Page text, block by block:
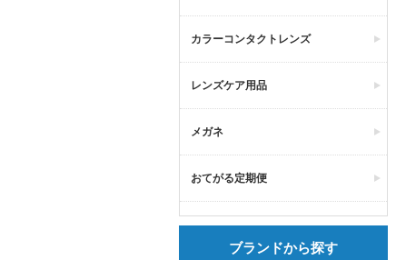
カラーコンタクトレンズ
レンズケア用品
メガネ
おてがる定期便
ブランドから探す